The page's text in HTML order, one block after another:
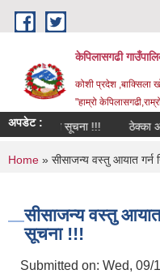
Skip to main content
केपिलासगढी
कोशी प्रदेश ,बाक्सिला
"हाम्रो
अपडेट :जरुरी सूचना !!! ठेक्का
You are here
Home » सीसाजन्य वस्तु आयात गर्न
सीसाजन्य वस्तु आयात
सूचना !!!
Submitted on: Wed, 09/